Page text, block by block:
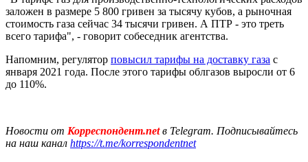
заложен в размере 5 800 гривен за тысячу кубов, а рыночная
стоимость газа сейчас 34 тысячи гривен. А ПТР - это треть
всего тарифа", - говорит собеседник агентства.
Напомним, регулятор повысил тарифы на доставку газа с
января 2021 года. После этого тарифы облгазов выросли от 6
до 110%.
Новости от Корреспондент.netв Telegram. Подписывайтесь
на наш канал https://t.me/korrespondentnet